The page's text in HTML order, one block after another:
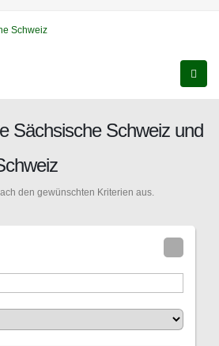
Sächsische Schweiz und
den gewünschten Kriterien aus.